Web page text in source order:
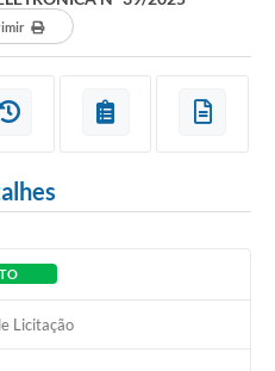
Licitação